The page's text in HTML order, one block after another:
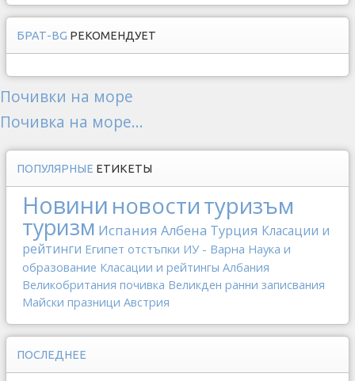
БРАТ-BG РЕКОМЕНДУЕТ
Почивки на море
Почивка на море...
ПОПУЛЯРНЫЕ ЕТИКЕТЫ
Новини новоституризъм
туризм Испания Албена Турция Класации и
рейтинги Египет отстъпки ИУ - Варна Наука и
образование Класации и рейтингы Албания
Великобритания почивка Великден ранни записвания
Майски празници Австрия
ПОСЛЕДНЕЕ